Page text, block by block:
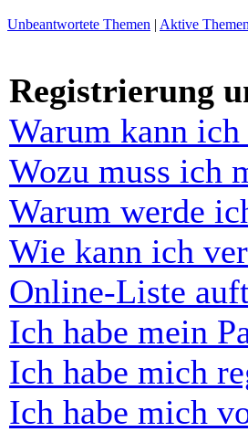
Unbeantwortete Themen | Aktive Themen
Registrierung
Warum kann
Wozu muss ich
Warum werde
Wie kann ich
Online-Liste
Ich habe mein
Ich habe mich
Ich habe mich